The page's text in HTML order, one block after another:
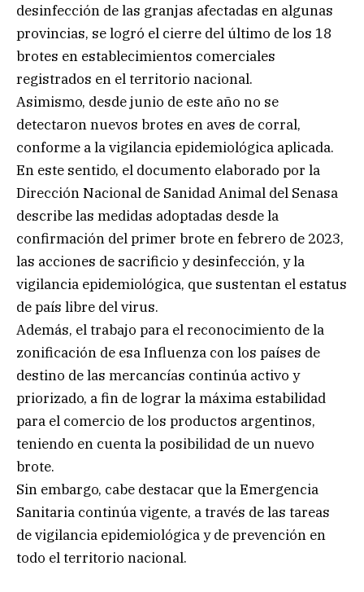
desinfección de las granjas afectadas en algunas
provincias, se logró el cierre del último de los 18
brotes en establecimientos comerciales
registrados en el territorio nacional.
Asimismo, desde junio de este año no se
detectaron nuevos brotes en aves de corral,
conforme a la vigilancia epidemiológica aplicada.
En este sentido, el documento elaborado por la
Dirección Nacional de Sanidad Animal del Senasa
describe las medidas adoptadas desde la
confirmación del primer brote en febrero de 2023,
las acciones de sacrificio y desinfección, y la
vigilancia epidemiológica, que sustentan el estatus
de país libre del virus.
Además, el trabajo para el reconocimiento de la
zonificación de esa Influenza con los países de
destino de las mercancías continúa activo y
priorizado, a fin de lograr la máxima estabilidad
para el comercio de los productos argentinos,
teniendo en cuenta la posibilidad de un nuevo
brote.
Sin embargo, cabe destacar que la Emergencia
Sanitaria continúa vigente, a través de las tareas
de vigilancia epidemiológica y de prevención en
todo el territorio nacional.